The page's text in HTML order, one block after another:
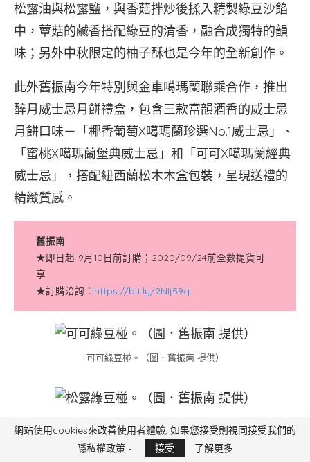
松露油與松露鹽，與香菇拌炒後揉入精製綠豆沙餡
中，蕈菇的鹹香搭配綠豆的清香，融合成獨特的韻
味；另外中秋限定的柚子酥也是今年的全新創作。
此外舊振南今年特別與金車噶瑪蘭聯乘合作，推出
醉月威士忌月餅禮盒，包含三款富韻酒香的威士忌
月餅口味－「椰香葡萄X噶瑪蘭珍選No.1威士忌」、
「蜜桃X噶瑪蘭堡典威士忌」和「可可X噶瑪蘭經典
威士忌」，搭配紐西蘭松木木盒包裝，呈現送禮的
精緻質感。
舊振南
★即日起-9月10日前訂購；2020/09/24前全數提貨可
享
★訂購洽詢： https://bit.ly/2NIj59q
可可綠豆椪。（圖．舊振南 提供）
網站使用cookies來改善使用者體驗, 如果您接受則視同接受我們的
隱私權政策。
接受 了解更多